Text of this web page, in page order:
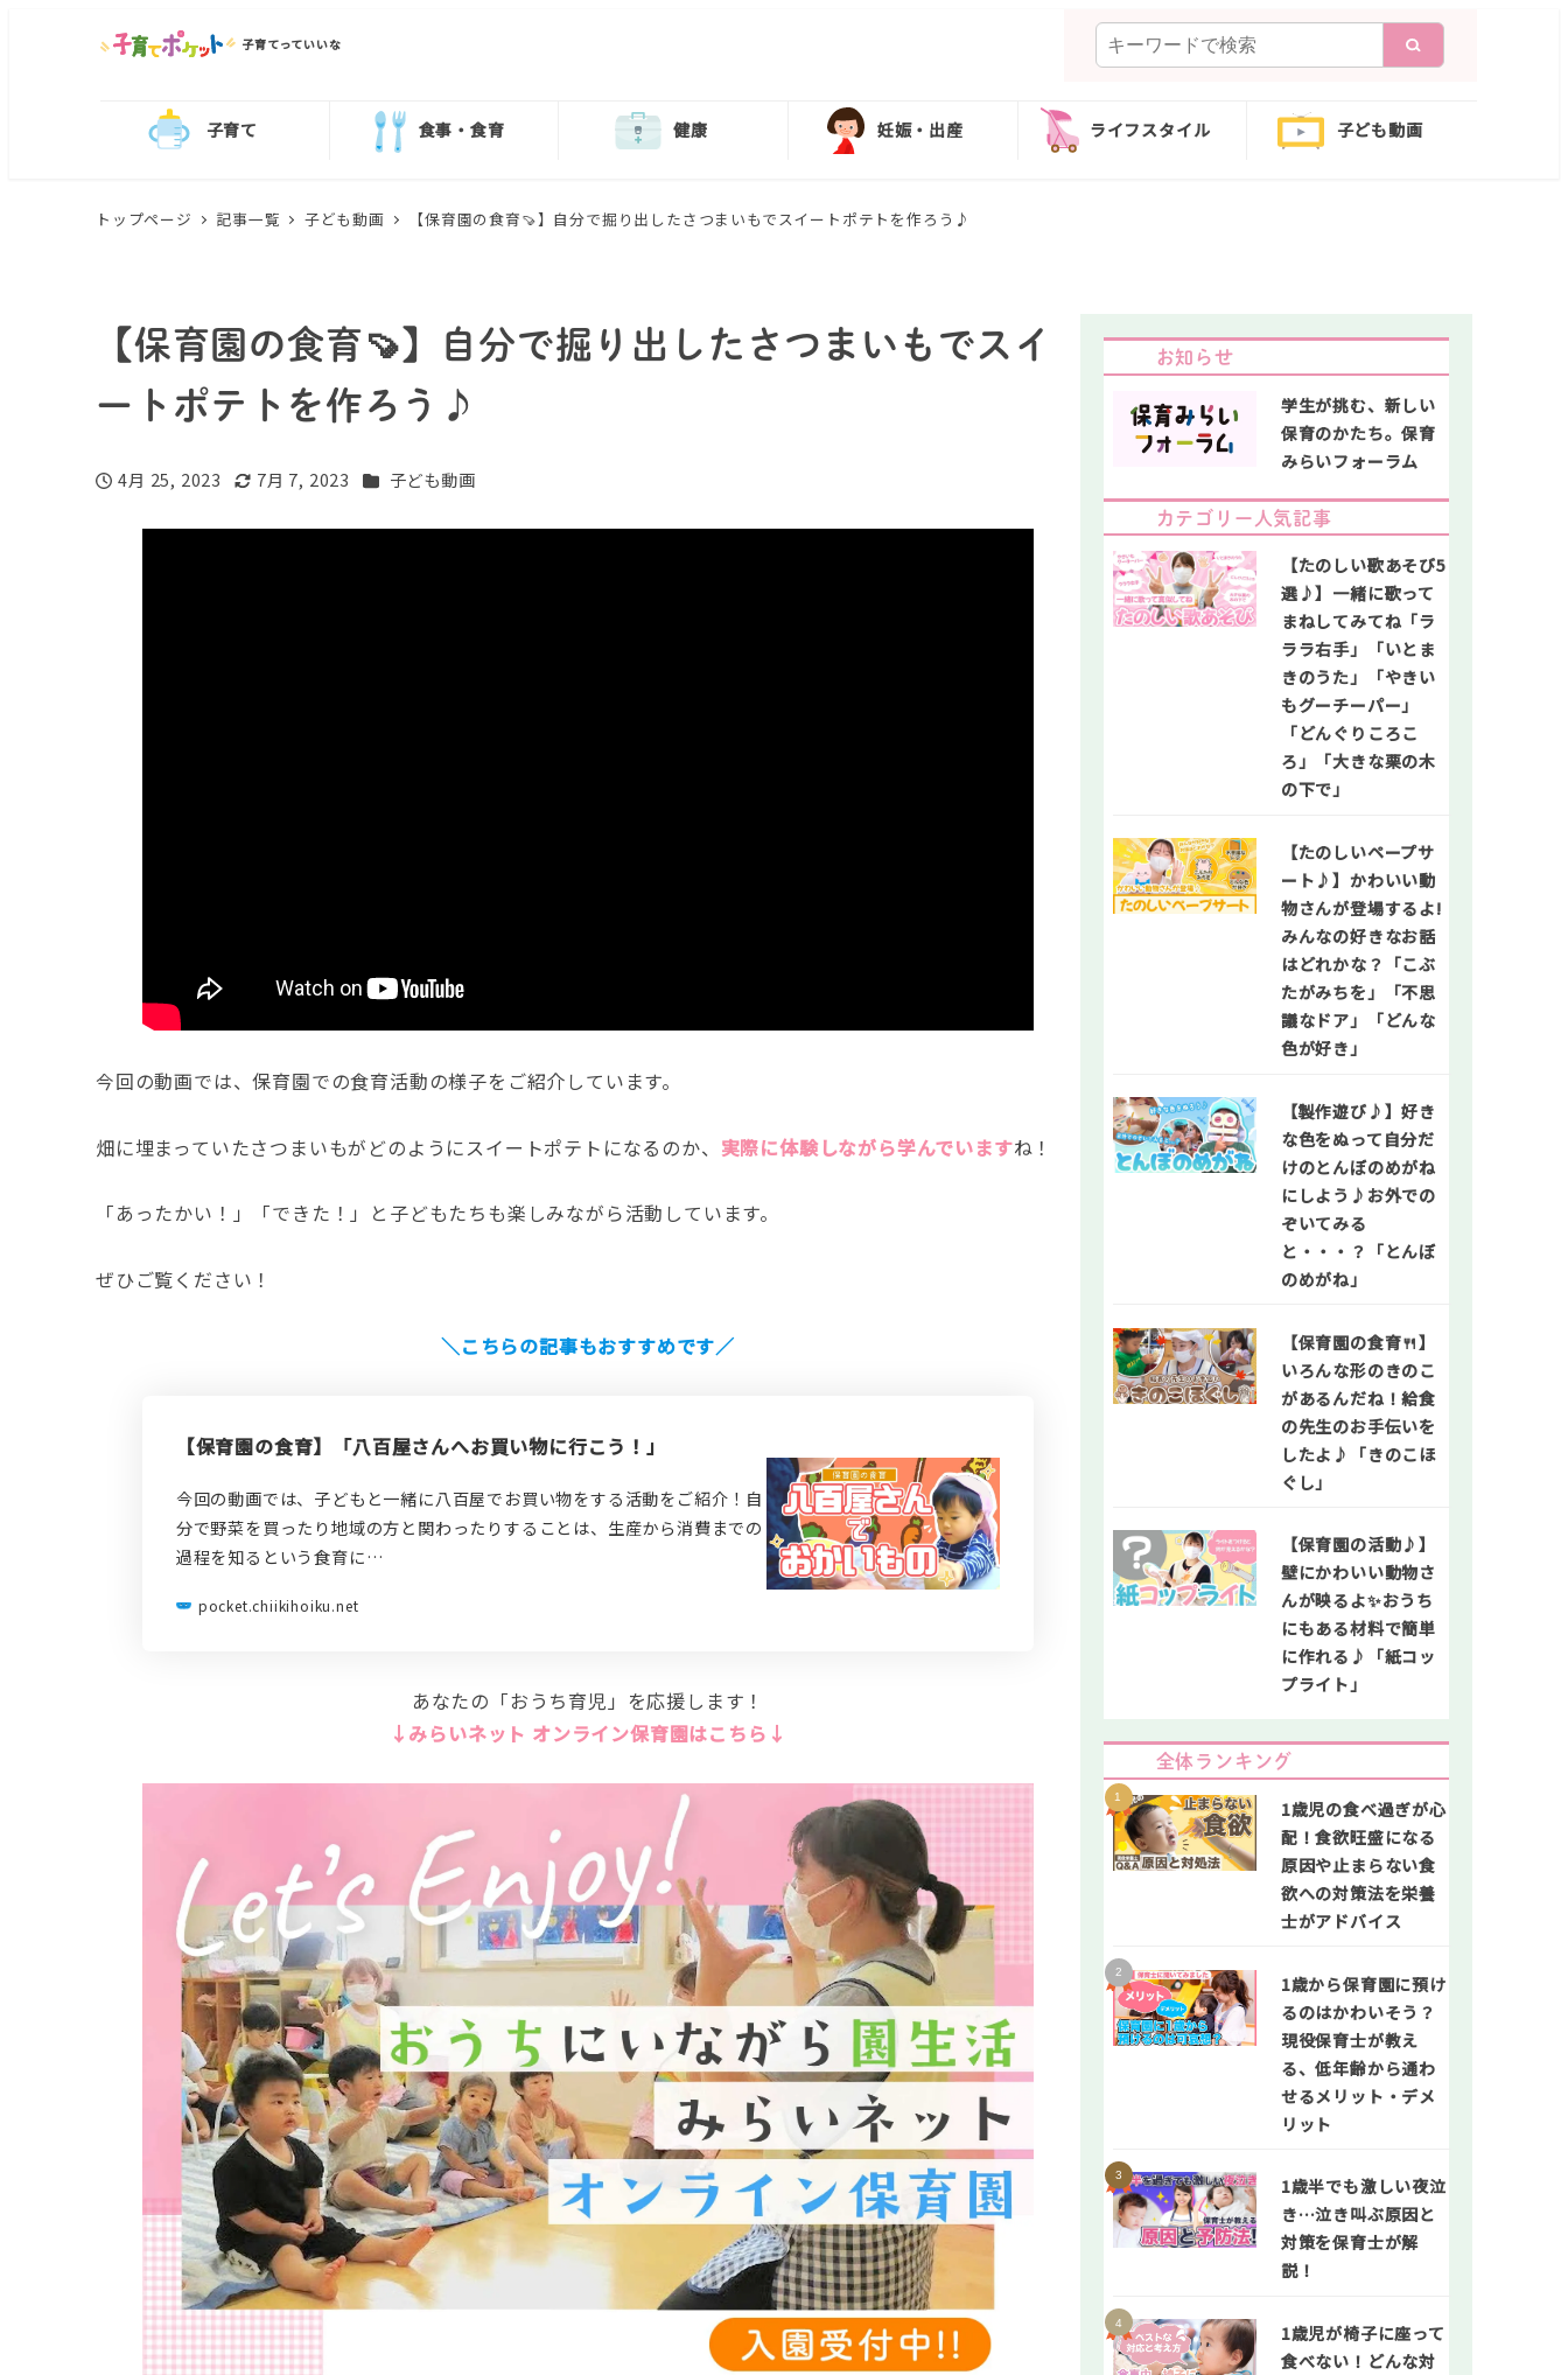
子育てっていいな
索
子育て 食事・食育 健康 妊娠・出産 ライフスタイル 子ども動画
トップページ 記事一覧 子ども動画 【保育園の食育🍠】自分で掘り出したさつまいもでスイートポテトを作ろう♪
【保育園の食育🍠】自分で掘り出したさつまいもでスイ
ートポテトを作ろう♪
投稿日
4月 25, 2023
更新日
7月 7, 2023 カテゴリー
子ども動画
今回の動画では、保育園での食育活動の様子をご紹介しています。
畑に埋まっていたさつまいもがどのようにスイートポテトになるのか、 実際に体験しながら学んでいますね！
「あったかい！」「できた！」と子どもたちも楽しみながら活動しています。
ぜひご覧ください！
＼こちらの記事もおすすめです／
【保育園の食育】「八百屋さんへお買い物に行こう！」
今回の動画では、子どもと一緒に八百屋でお買い物をする活動をご紹介！自
分で野菜を買ったり地域の方と関わったりすることは、生産から消費までの
過程を知るという食育に…
pocket.chiikihoiku.net
あなたの「おうち育児」を応援します！
↓みらいネット オンライン保育園はこちら↓
お知らせ
学生が挑む、新しい
保育のかたち。保育
みらいフォーラム
カテゴリー人気記事
【たのしい歌あそび5
選♪】一緒に歌って
まねしてみてね「ラ
ララ右手」「いとま
きのうた」「やきい
もグーチーパー」
「どんぐりころこ
ろ」「大きな栗の木
の下で」
【たのしいペープサ
ート♪】かわいい動
物さんが登場するよ!
みんなの好きなお話
はどれかな？「こぶ
たがみちを」「不思
議なドア」「どんな
色が好き」
【製作遊び♪】好き
な色をぬって自分だ
けのとんぼのめがね
にしよう♪お外での
ぞいてみる
と・・・？「とんぼ
のめがね」
【保育園の食育🍴】
いろんな形のきのこ
があるんだね！給食
の先生のお手伝いを
したよ♪「きのこほ
ぐし」
【保育園の活動♪】
壁にかわいい動物さ
んが映るよ✨おうち
にもある材料で簡単
に作れる♪「紙コッ
プライト」
全体ランキング
1歳児の食べ過ぎが心
配！食欲旺盛になる
原因や止まらない食
欲への対策法を栄養
士がアドバイス
1歳から保育園に預け
るのはかわいそう？
現役保育士が教え
る、低年齢から通わ
せるメリット・デメ
リット
1歳半でも激しい夜泣
き…泣き叫ぶ原因と
対策を保育士が解
説！
1歳児が椅子に座って
食べない！どんな対